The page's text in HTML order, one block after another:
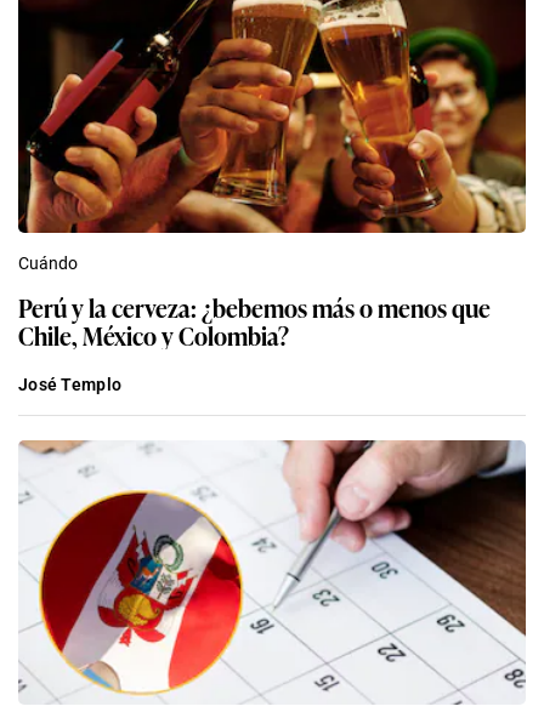
Cuándo
Perú y la cerveza: ¿bebemos más o menos que
Chile, México y Colombia?
José Templo